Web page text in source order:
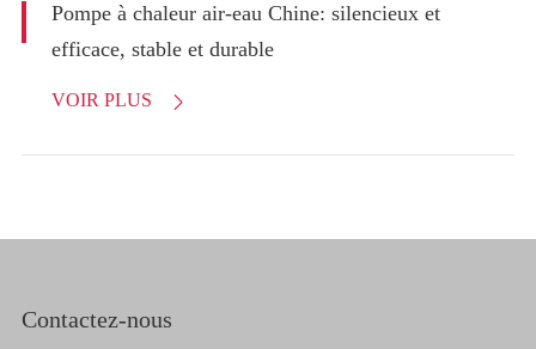
Pompe à chaleur air-eau Chine: silencieux et
efficace, stable et durable
VOIR PLUS 
Contactez-nous